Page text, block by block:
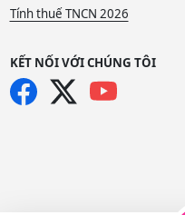
Tính thuế TNCN 2026
KẾT NỐI VỚI CHÚNG TÔI